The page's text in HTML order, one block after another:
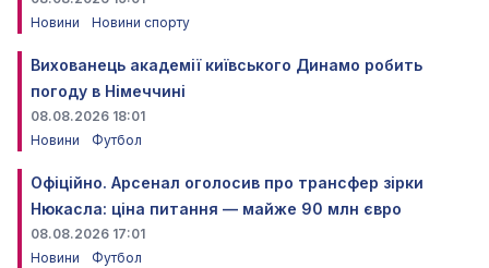
Новини
Новини спорту
Вихованець академії київського Динамо робить
погоду в Німеччині
08.08.2026 18:01
Новини
Футбол
Офіційно. Арсенал оголосив про трансфер зірки
Нюкасла: ціна питання — майже 90 млн євро
08.08.2026 17:01
Новини
Футбол